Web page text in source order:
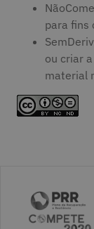
para fins
ou criar
material